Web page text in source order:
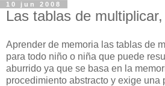
10 jun 2008
Las tablas de
Aprender de memoria las tablas de
para todo niño o niña que puede
aburrido ya que se basa en la
procedimiento abstracto y exige una